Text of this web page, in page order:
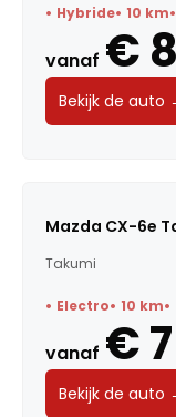
Hybride 10 km
vanaf €
Bekijk de auto
Mazda CX-6e
Takumi
Electro 10 km
vanaf €
Bekijk de auto